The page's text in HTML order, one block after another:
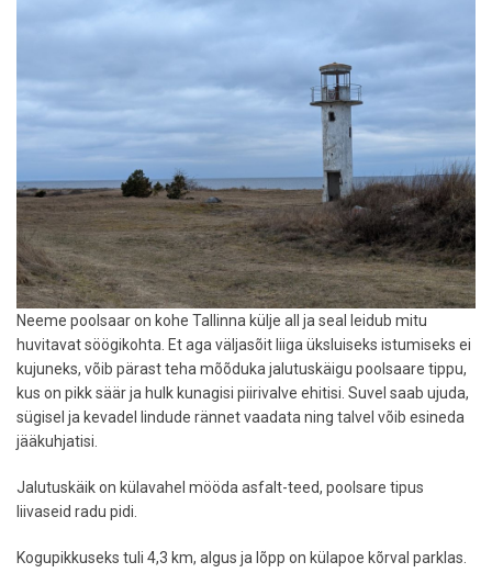
Neeme poolsaar on kohe Tallinna külje all ja seal leidub mitu
huvitavat söögikohta. Et aga väljasõit liiga üksluiseks istumiseks ei
kujuneks, võib pärast teha mõõduka jalutuskäigu poolsaare tippu,
kus on pikk säär ja hulk kunagisi piirivalve ehitisi. Suvel saab ujuda,
sügisel ja kevadel lindude rännet vaadata ning talvel võib esineda
jääkuhjatisi.
Jalutuskäik on külavahel mööda asfalt-teed, poolsare tipus
liivaseid radu pidi.
Kogupikkuseks tuli 4,3 km, algus ja lõpp on külapoe kõrval parklas.